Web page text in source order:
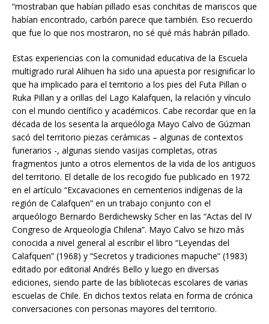
“mostraban que habían pillado esas conchitas de mariscos que
habían encontrado, carbón parece que también. Eso recuerdo
que fue lo que nos mostraron, no sé qué más habrán pillado.
Estas experiencias con la comunidad educativa de la Escuela
multigrado rural Alihuen ha sido una apuesta por resignificar lo
que ha implicado para el territorio a los pies del Futa Pillan o
Ruka Pillan y a orillas del Lago Kalafquen, la relación y vínculo
con el mundo científico y académicos. Cabe recordar que en la
década de los sesenta la arqueóloga Mayo Calvo de Gúzman
sacó del territorio piezas cerámicas – algunas de contextos
funerarios -, algunas siendo vasijas completas, otras
fragmentos junto a otros elementos de la vida de los antiguos
del territorio. El detalle de los recogido fue publicado en 1972
en el artículo “Excavaciones en cementerios indígenas de la
región de Calafquen” en un trabajo conjunto con el
arqueólogo Bernardo Berdichewsky Scher en las “Actas del IV
Congreso de Arqueología Chilena”. Mayo Calvo se hizo más
conocida a nivel general al escribir el libro “Leyendas del
Calafquen” (1968) y “Secretos y tradiciones mapuche” (1983)
editado por editorial Andrés Bello y luego en diversas
ediciones, siendo parte de las bibliotecas escolares de varias
escuelas de Chile. En dichos textos relata en forma de crónica
conversaciones con personas mayores del territorio.